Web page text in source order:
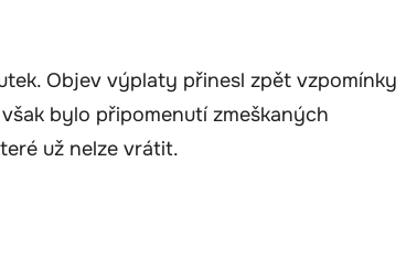
Objev výplaty přinesl zpět vzpomínky
bylo připomenutí zmeškaných
už nelze vrátit.